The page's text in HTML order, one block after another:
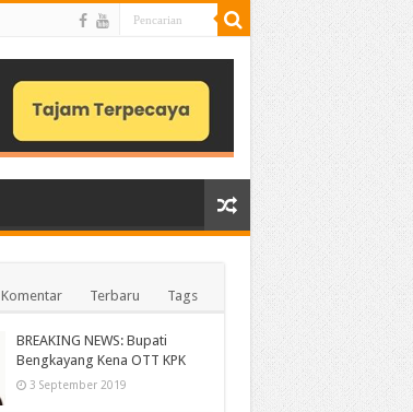
Komentar Terbaru Tags
BREAKING NEWS: Bupati
Bengkayang Kena OTT KPK
3 September 2019